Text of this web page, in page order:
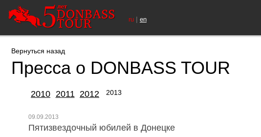
ru | en
Вернуться назад
Пресса о DONBASS TOUR
2010 2011 2012 2013
09.09.2013
Пятизвездочный юбилей в Донецке